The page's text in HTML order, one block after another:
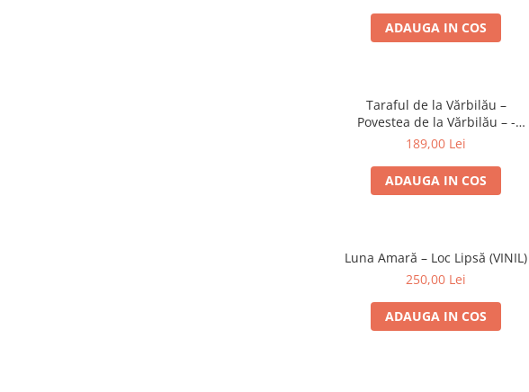
ADAUGA IN COS
Taraful de la Vărbilău –
Povestea de la Vărbilău – -
Electrecord, (Disc Vinil)
189,00 Lei
ADAUGA IN COS
Luna Amară – Loc Lipsă (VINIL)
250,00 Lei
ADAUGA IN COS